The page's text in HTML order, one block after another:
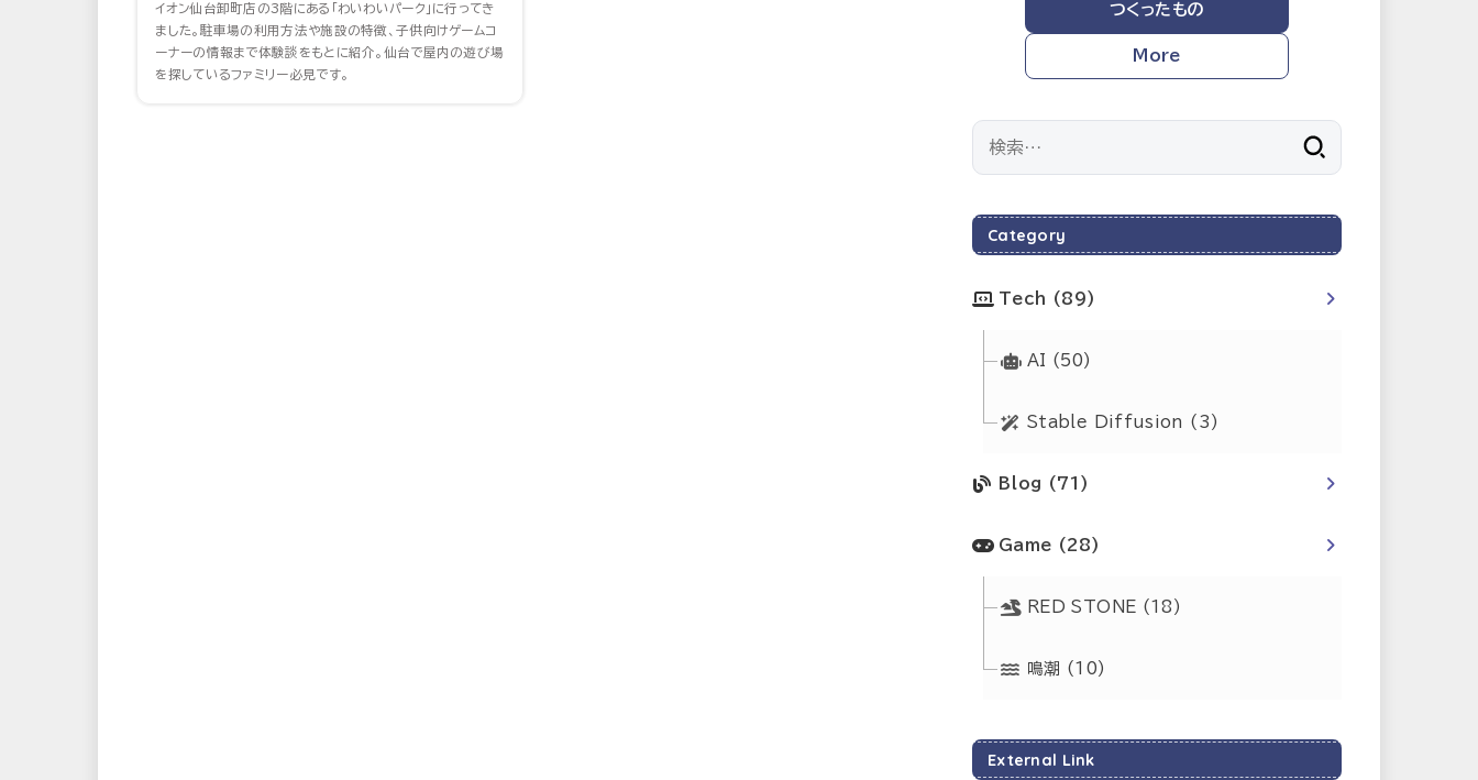
イオン仙台卸町店の3階にある「わいわいパーク」に行ってき
ました。駐車場の利用方法や施設の特徴、子供向けゲームコ
ーナーの情報まで体験談をもとに紹介。仙台で屋内の遊び場
を探しているファミリー必見です。
つくったもの
More
Category
Tech (89)
AI (50)
Stable Diffusion (3)
Blog (71)
Game (28)
RED STONE (18)
鳴潮 (10)
External Link